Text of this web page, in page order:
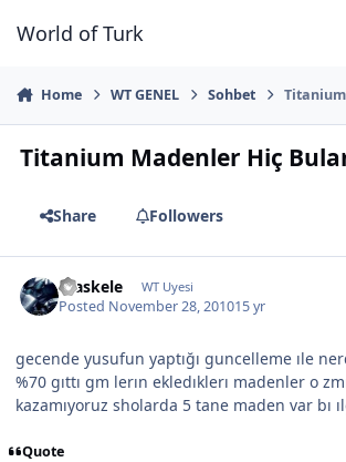
World of Turk
Home WT GENEL Sohbet
Titanium Madenler Hiç
Share Followers
maskele WT Uyesi
Posted November 28, 201015 yr
gecende yusufun yaptığı guncelleme ıle
%70 gıttı gm lerın ekledıklerı madenler o
kazamıyoruz sholarda 5 tane maden var bı
Quote